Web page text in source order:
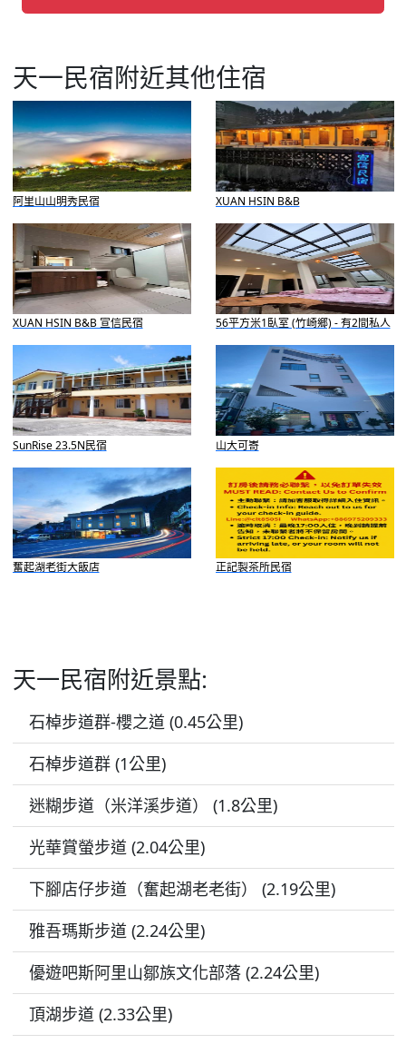
天一民宿附近其他住宿
阿里山山明秀民宿 XUAN HSIN B&B
XUAN HSIN B&B 宣信民宿 56平方米1臥室 (竹崎鄉) - 有2間私人
浴室
SunRise 23.5N民宿 山大可㟢
奮起湖老街大飯店 正記製茶所民宿
天一民宿附近景點:
石棹步道群-櫻之道 (0.45公里)
石棹步道群 (1公里)
迷糊步道（米洋溪步道） (1.8公里)
光華賞螢步道 (2.04公里)
下腳店仔步道（奮起湖老老街） (2.19公里)
雅吾瑪斯步道 (2.24公里)
優遊吧斯阿里山鄒族文化部落 (2.24公里)
頂湖步道 (2.33公里)